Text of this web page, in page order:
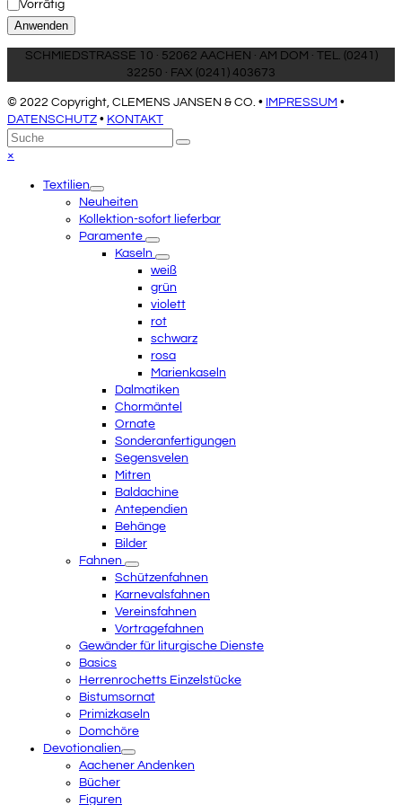
Status
Vorrätig
Anwenden
SCHMIEDSTRASSE 10 · 52062 AACHEN · AM DOM · TEL. (0241)
32250 · FAX (0241) 403673
© 2022 Copyright, CLEMENS JANSEN & CO. • IMPRESSUM •
DATENSCHUTZ • KONTAKT
An
den
scrollen
Suche
Senden
×
menuTextilien
Neuheiten
Kollektion-sofort lieferbar
Paramente
Kaseln
weiß
grün
violett
rot
schwarz
rosa
Marienkaseln
Dalmatiken
Chormäntel
Ornate
Sonderanfertigungen
Segensvelen
Mitren
Baldachine
Antependien
Behänge
Bilder
Fahnen
Schützenfahnen
Karnevalsfahnen
Vereinsfahnen
Vortragefahnen
Gewänder für liturgische Dienste
Basics
Herrenrochetts Einzelstücke
Bistumsornat
Primizkaseln
Domchöre
Devotionalien
Aachener Andenken
Bücher
Figuren